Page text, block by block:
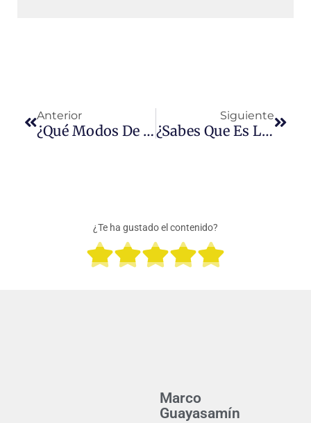
Anterior
¿Qué Modos De Transporte Existe?
Siguiente
¿Sabes Que Es La CIIU?
¿Te ha gustado el contenido?

Marco
Guayasamín